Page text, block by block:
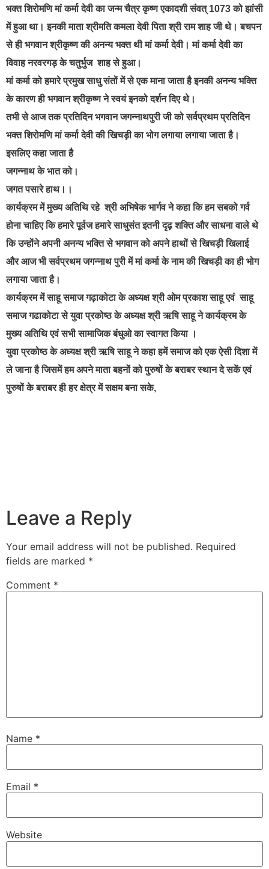
भक्त शिरोमणि मां कर्मा देवी का जन्म चैत्र कृष्ण एकादशी संवत् 1073 को झांसी
में हुआ था। इनकी माता श्रीमति कमला देवी पिता श्री राम शाह जी थे। बचपन
से ही भगवान श्रीकृष्ण की अनन्य भक्त थी मां कर्मा देवी। मां कर्मा देवी का
विवाह नरवरगड़ के चतुर्भुज शाह से हुआ।
मां कर्मा को हमारे प्रमुख साधु संतों में से एक माना जाता है इनकी अनन्य भक्ति
के कारण ही भगवान श्रीकृष्ण ने स्वयं इनको दर्शन दिए थे।
तभी से आज तक प्रतिदिन भगवान जगन्नाथपुरी जी को सर्वप्रथम प्रतिदिन
भक्त शिरोमणि मां कर्मा देवी की खिचड़ी का भोग लगाया लगाया जाता है।
इसलिए कहा जाता है
जगन्नाथ के भात को।
जगत पसारे हाथ।।
कार्यक्रम में मुख्य अतिथि रहे श्री अभिषेक भार्गव ने कहा कि हम सबको गर्व
होना चाहिए कि हमारे पूर्वज हमारे साधुसंत इतनी दृढ़ शक्ति और साधना वाले थे
कि उन्होंने अपनी अनन्य भक्ति से भगवान को अपने हाथों से खिचड़ी खिलाई
और आज भी सर्वप्रथम जगन्नाथ पुरी में मां कर्मा के नाम की खिचड़ी का ही भोग
लगाया जाता है।
कार्यक्रम में साहू समाज गढ़ाकोटा के अध्यक्ष श्री ओम प्रकाश साहू एवं साहू
समाज गढाकोटा से युवा प्रकोष्ठ के अध्यक्ष श्री ऋषि साहू ने कार्यक्रम के
मुख्य अतिथि एवं सभी सामाजिक बंधुओ का स्वागत किया ।
युवा प्रकोष्ठ के अध्यक्ष श्री ऋषि साहू ने कहा हमें समाज को एक ऐसी दिशा में
ले जाना है जिसमें हम अपने माता बहनों को पुरुषों के बराबर स्थान दे सकें एवं
पुरुषों के बराबर ही हर क्षेत्र में सक्षम बना सके,
Leave a Reply
Your email address will not be published. Required
fields are marked *
Comment *
Name *
Email *
Website